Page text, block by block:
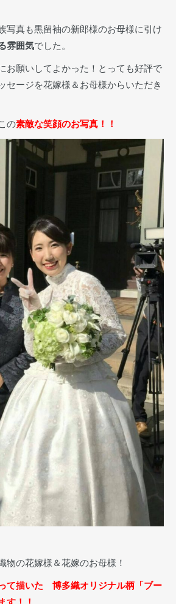
写真も黒留袖の新郎様のお母様に引け
雰囲気でした。
お願いしてよかった！とっても好評で
セージを花嫁様＆お母様からいただき
の素敵な笑顔のお写真！！
物の花嫁様＆花嫁のお母様！
て描いた 博多織オリジナル柄「ブー